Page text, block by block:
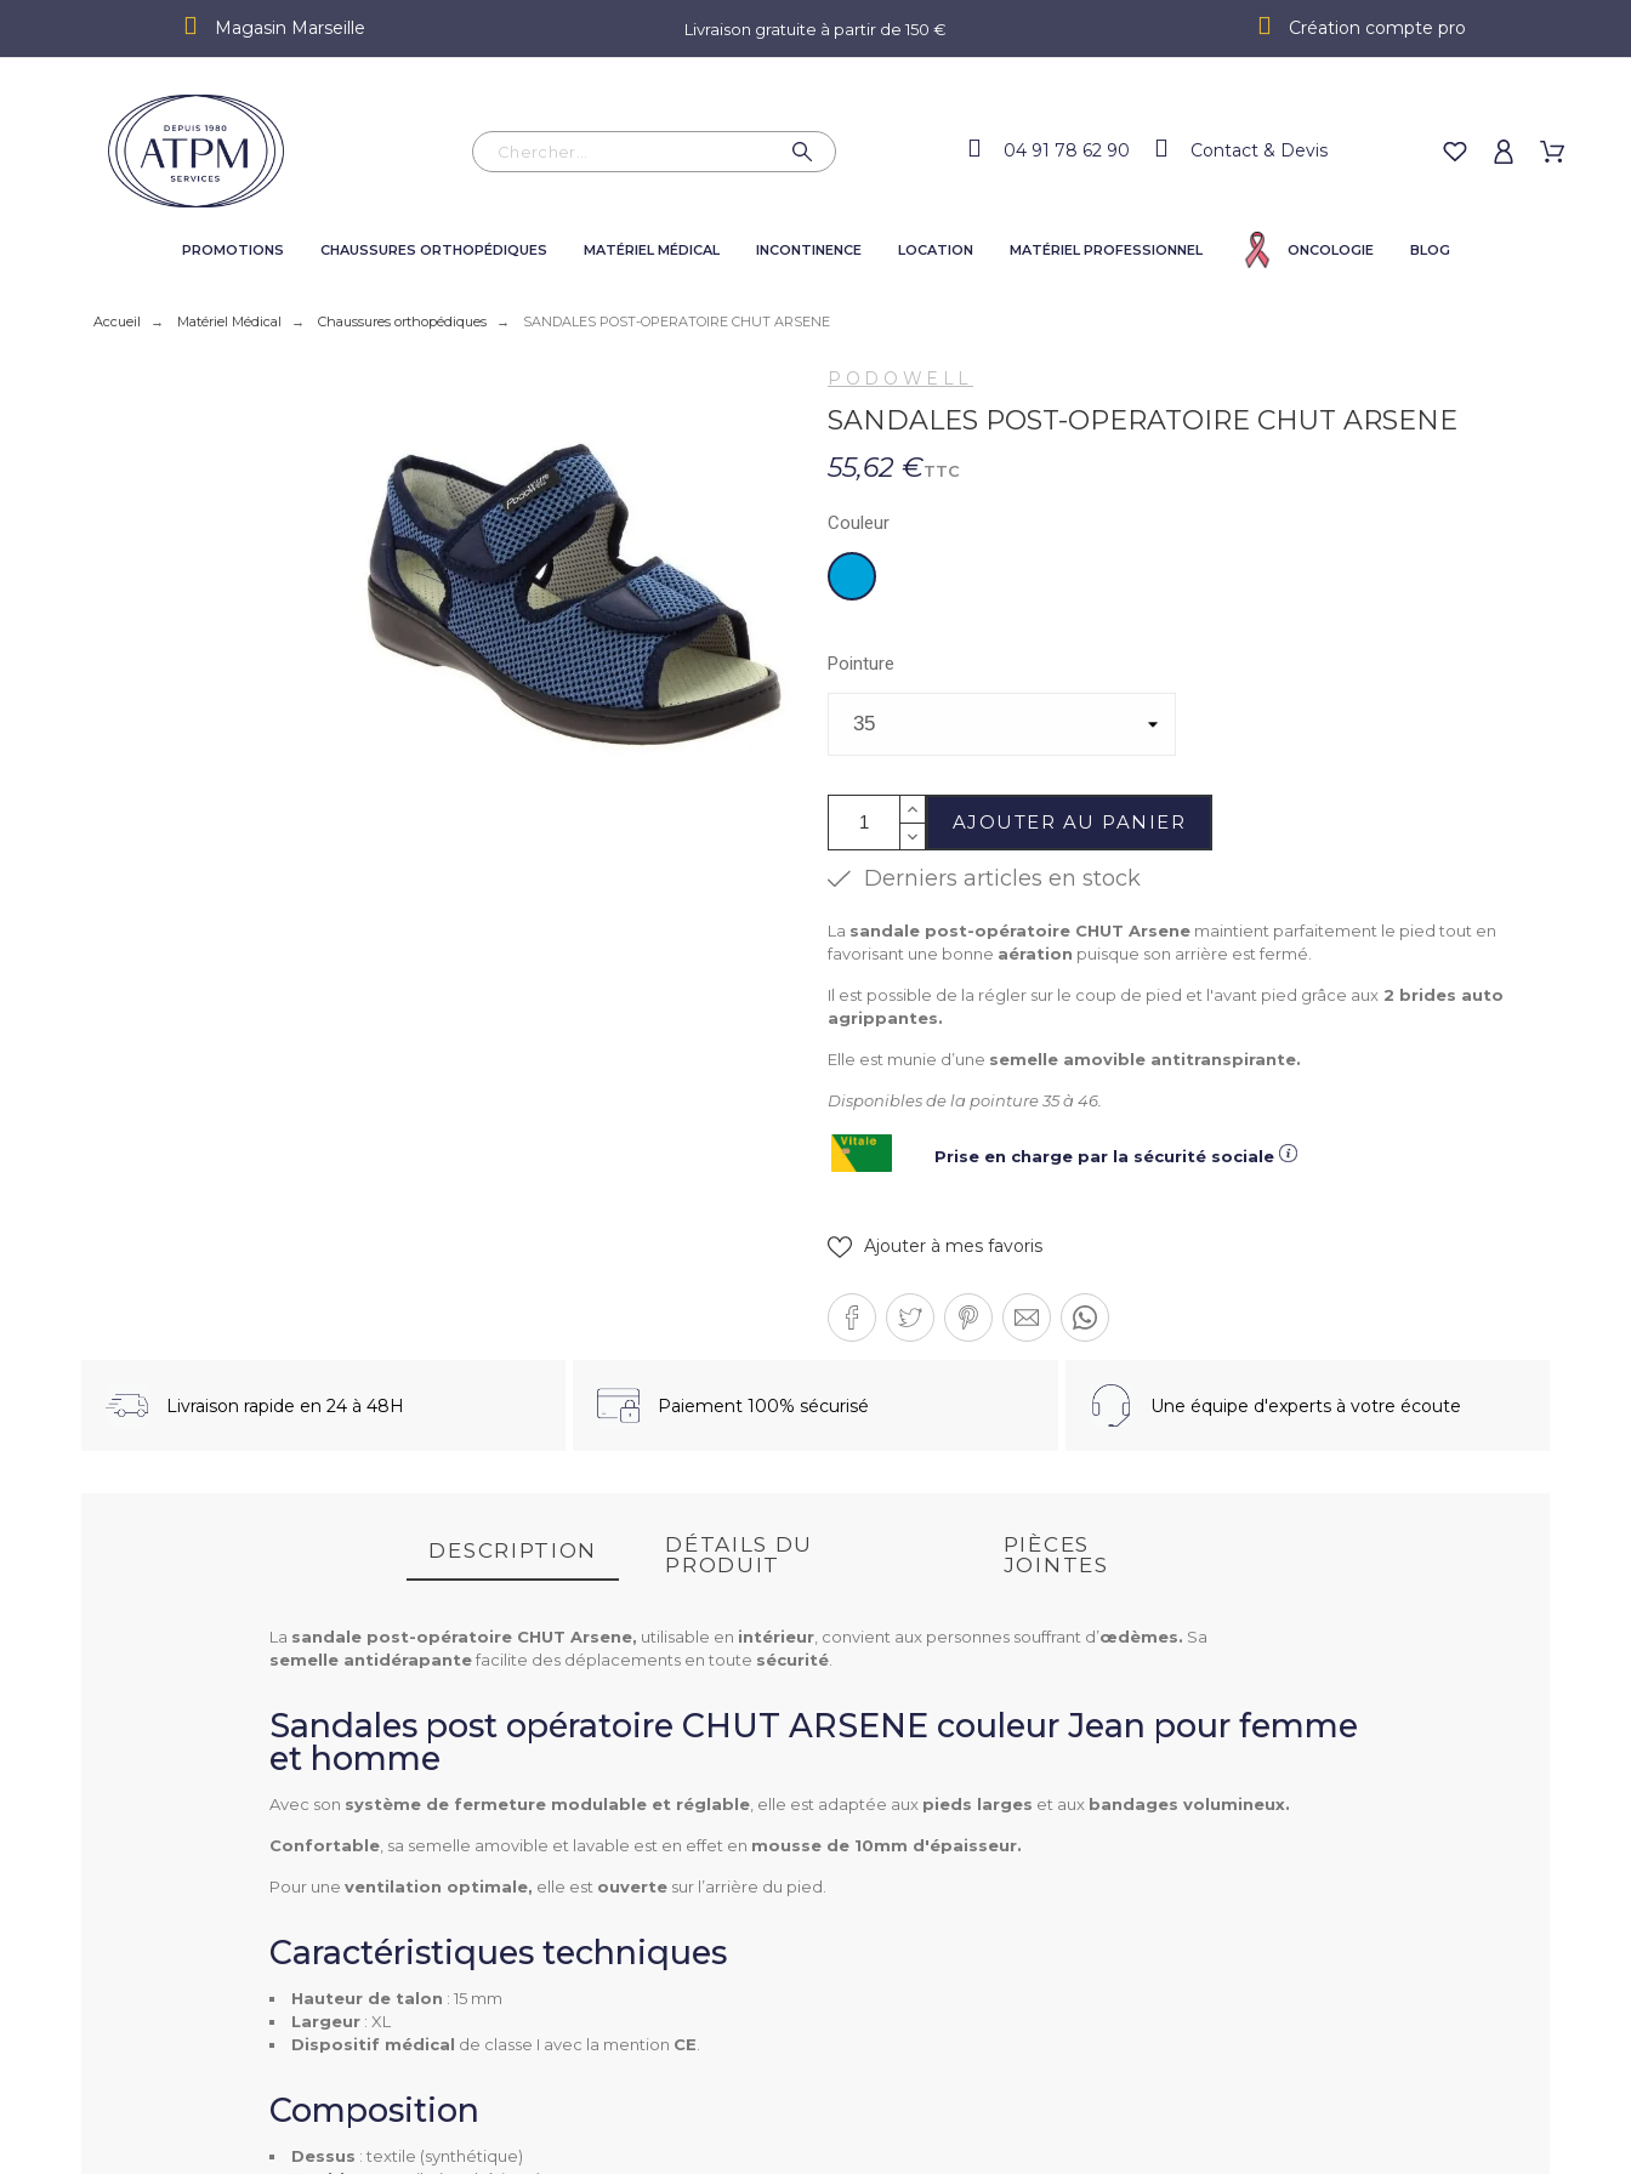
Magasin Marseille Livraison gratuite à partir de 150 € Création compte pro
04 91 78 62 90 Contact & Devis
PROMOTIONS CHAUSSURES ORTHOPÉDIQUES MATÉRIEL MÉDICAL INCONTINENCE LOCATION MATÉRIEL PROFESSIONNEL ONCOLOGIE BLOG
Accueil Matériel Médical Chaussures orthopédiques SANDALES POST-OPERATOIRE CHUT ARSENE
PODOWELL
SANDALES POST-OPERATOIRE CHUT ARSENE
55,62 €TTC
Couleur
Jean
Pointure
AJOUTER AU PANIER
Derniers articles en stock
La sandale post-opératoire CHUT Arsenemaintient parfaitement le pied tout en
favorisant une bonne aération puisque son arrière est fermé.
Il est possible de la régler sur le coup de pied et l'avant pied grâce aux2 brides auto
agrippantes.
Elle est munie d’une semelle amovible antitranspirante.
Disponibles de la pointure 35 à 46.
Prise en charge par la sécurité sociale
Ajouter à mes favoris
Livraison rapide en 24 à 48H Paiement 100% sécurisé Une équipe d'experts à votre écoute
DESCRIPTION
DÉTAILS DU
PRODUIT
PIÈCES
JOINTES
La sandale post-opératoire CHUT Arsene, utilisable en intérieur , convient aux personnes souffrant d’œdèmes. Sa
semelle antidérapantefacilite des déplacements en toute sécurité
Sandales post opératoire CHUT ARSENE couleur Jean pour femme
et homme
Avec son système de fermeture modulable et réglable , elle est adaptée aux pieds larges et aux bandages volumineux.
Confortable , sa semelle amovible et lavable est en effet en mousse de 10mm d'épaisseur.
Pour une ventilation optimale, elle est ouverte sur l’arrière du pied.
Caractéristiques techniques
Hauteur de talon : 15 mm
Largeur : XL
Dispositif médical de classe I avec la mention CE
Composition
Dessus : textile (synthétique)
Référence ARSENE
Largeur
Pointures
NOTICE D'UTILISATION ARSENE (111.64K)